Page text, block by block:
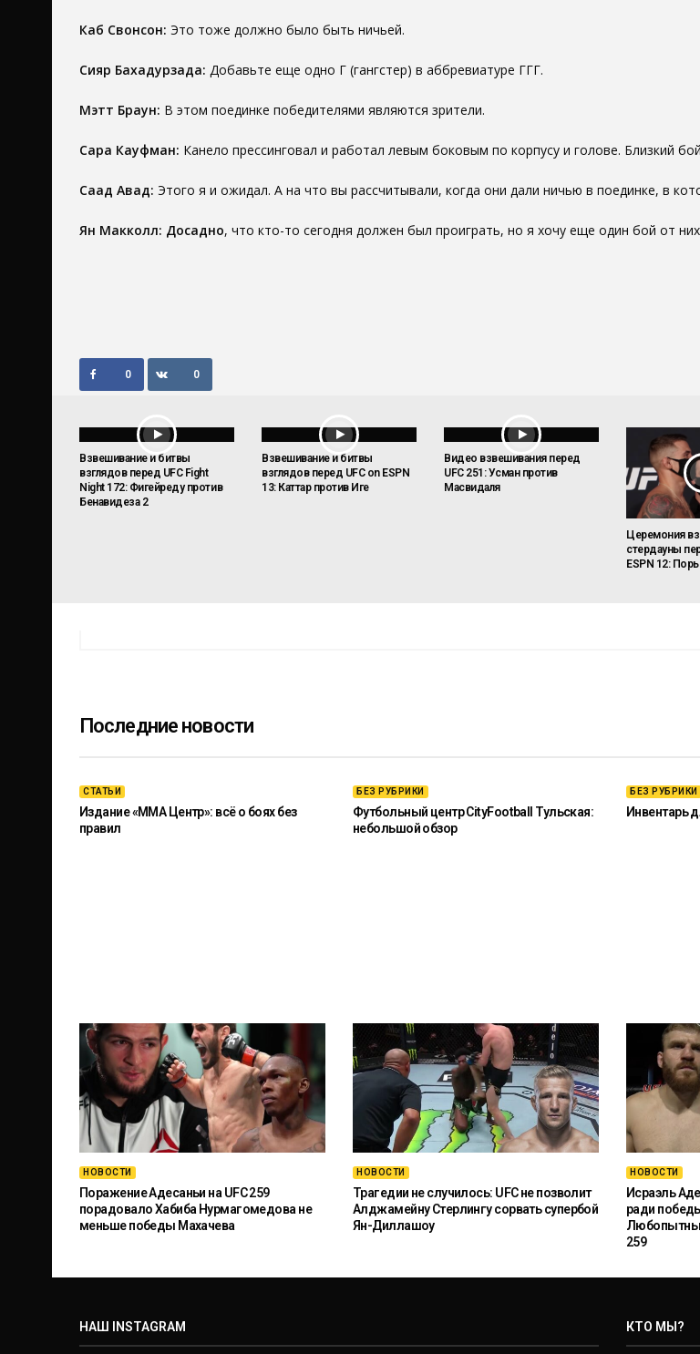
Каб Свонсон: Это тоже должно было быть ничьей.
Сияр Бахадурзада: Добавьте еще одно Г (гангстер) в аббревиатуре ГГГ.
Мэтт Браун: В этом поединке победителями являются зрители.
Сара Кауфман: Канело прессинговал и работал левым боковым по корпусу и голове. Близкий
Саад Авад: Этого я и ожидал. А на что вы рассчитывали, когда они дали ничью в поединке, в
Ян Макколл: Досадно, что кто-то сегодня должен был проиграть, но я хочу еще один бой от
0 0
Взвешивание и битвы
взглядов перед UFC Fight
Night 172: Фигейреду против
Бенавидеза 2
Взвешивание и битвы
взглядов перед UFC on ESPN
13: Каттар против Иге
Видео взвешивания перед
UFC 251: Усман против
Масвидаля
Церемония
стердауны
ESPN 12:
Последние новости
СТАТЬИ
Издание «ММА Центр»: всё о боях без
правил
БЕЗ РУБРИКИ
Футбольный центр CityFootball Тульская:
небольшой обзор
БЕЗ РУБРИКИ
Инвентарь
НОВОСТИ
Поражение Адесаньи на UFC 259
порадовало Хабиба Нурмагомедова не
меньше победы Махачева
НОВОСТИ
Трагедии не случилось: UFC не позволит
Алджамейну Стерлингу сорвать супербой
Ян-Диллашоу
НОВОСТИ
Исраэль
ради
259
НАШ INSTAGRAM КТО МЫ?